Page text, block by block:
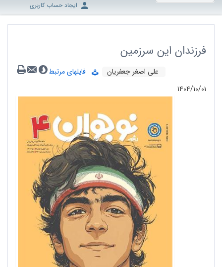
ایجاد حساب کاربری
فرزندان این سرزمین
علی اصغر جعفریان
فایلهای مرتبط
۱۴۰۴/۱۰/۰۱